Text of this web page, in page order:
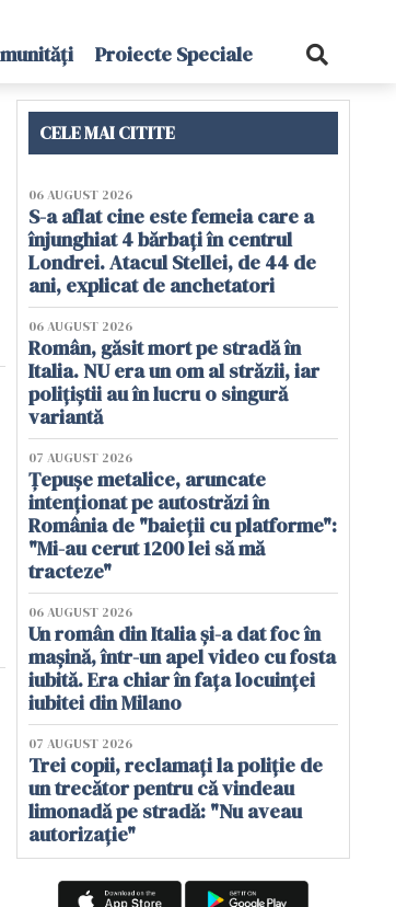
Proiecte Speciale
CELE MAI CITITE
06 AUGUST 2026
S-a aflat cine este femeia care a
înjunghiat 4 bărbați în centrul
Londrei. Atacul Stellei, de 44 de
ani, explicat de anchetatori
06 AUGUST 2026
Român, găsit mort pe stradă în
Italia. NU era un om al străzii, iar
polițiștii au în lucru o singură
variantă
07 AUGUST 2026
Țepușe metalice, aruncate
intenționat pe autostrăzi în
România de "baieții cu platforme":
"Mi-au cerut 1200 lei să mă
tracteze"
06 AUGUST 2026
Un român din Italia și-a dat foc în
mașină, într-un apel video cu fosta
iubită. Era chiar în fața locuinței
iubitei din Milano
07 AUGUST 2026
Trei copii, reclamați la poliție de
un trecător pentru că vindeau
limonadă pe stradă: "Nu aveau
autorizație"